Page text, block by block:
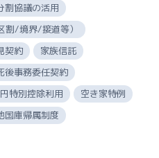
割協議の活用
割/境界/接道等）
契約
家族信託
後事務委任契約
特別控除利用
空き家特例
国庫帰属制度